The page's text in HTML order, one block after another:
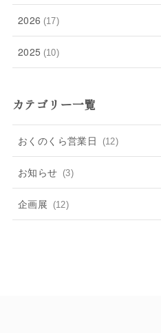
2026 (17)
2025 (10)
カテゴリー一覧
おくのくら営業日 (12)
お知らせ (3)
企画展 (12)